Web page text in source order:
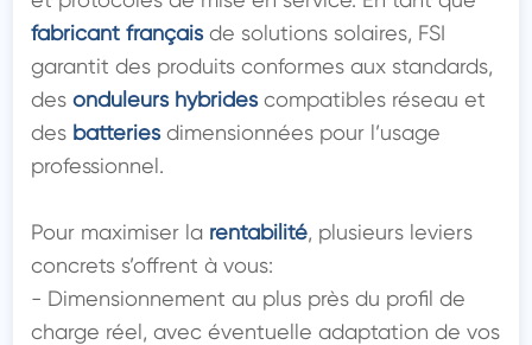
fabricant français de solutions solaires, FSI
garantit des produits conformes aux standards,
des onduleurs hybrides compatibles réseau et
des batteries dimensionnées pour l’usage
professionnel.
Pour maximiser la rentabilité, plusieurs leviers
concrets s’offrent à vous:
- Dimensionnement au plus près du profil de
charge réel, avec éventuelle adaptation de vos